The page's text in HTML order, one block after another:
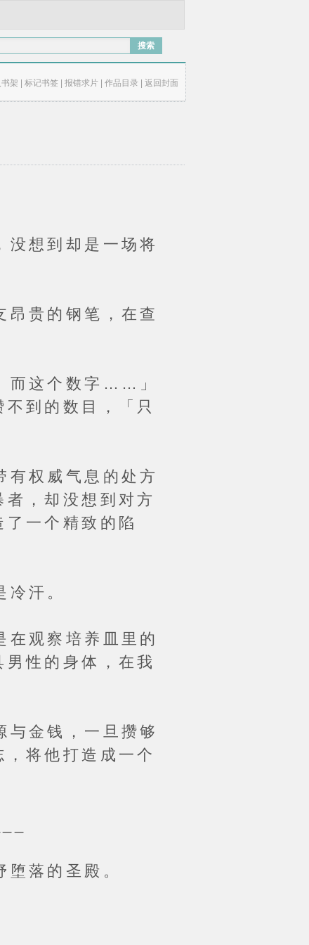
搜索
架 标记书签 报错求片 作品目录 返回封面
想到却是一场将
贵的钢笔，在查
这个数字……」
到的数目，「只
权威气息的处方
，却没想到对方
一个精致的陷
汗。
观察培养皿里的
性的身体，在我
金钱，一旦攒够
将他打造成一个
落的圣殿。